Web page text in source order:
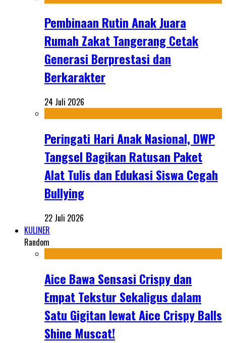
Pembinaan Rutin Anak Juara
Rumah Zakat Tangerang Cetak
Generasi Berprestasi dan
Berkarakter
24 Juli 2026
Peringati Hari Anak Nasional, DWP
Tangsel Bagikan Ratusan Paket
Alat Tulis dan Edukasi Siswa Cegah
Bullying
22 Juli 2026
KULINER
Random
Aice Bawa Sensasi Crispy dan
Empat Tekstur Sekaligus dalam
Satu Gigitan lewat Aice Crispy Balls
Shine Muscat!